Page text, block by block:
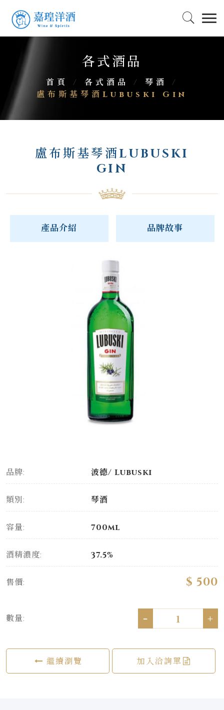
各式酒品
首頁 / 各式酒品 / 琴酒
/
盧布斯基琴酒Lubuski Gin
盧布斯基琴酒LUBUSKI
GIN
產品介紹 品牌故事
品牌: 波德/ Lubuski
類別: 琴酒
容量: 700ml
酒精濃度: 37.5%
售價: $ 500
數量: - +
繼續瀏覽 加入洽詢單